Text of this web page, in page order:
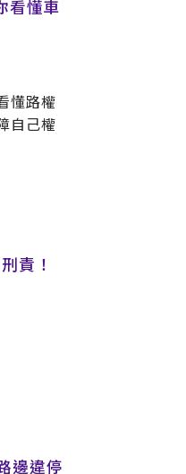
看懂車
懂路權
自己權
責！
邊違停